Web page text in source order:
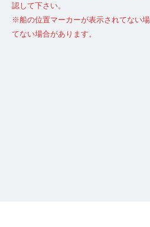
認して下さい。
※船の位置マーカーが表示されてない
てない場合があります。